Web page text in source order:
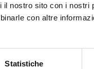
nostro sito con i nostri
con altre
Statistiche